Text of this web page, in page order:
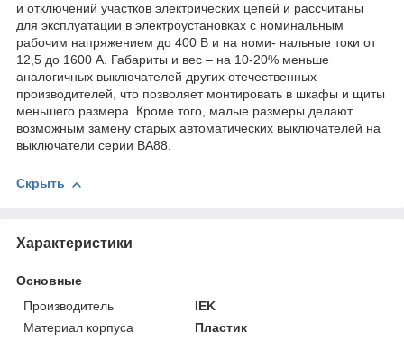
и отключений участков электрических цепей и рассчитаны
для эксплуатации в электроустановках с номинальным
рабочим напряжением до 400 В и на номи- нальные токи от
12,5 до 1600 А. Габариты и вес – на 10-20% меньше
аналогичных выключателей других отечественных
производителей, что позволяет монтировать в шкафы и щиты
меньшего размера. Кроме того, малые размеры делают
возможным замену старых автоматических выключателей на
выключатели серии ВА88.
Скрыть
Характеристики
Основные
Производитель
IEK
Материал корпуса
Пластик